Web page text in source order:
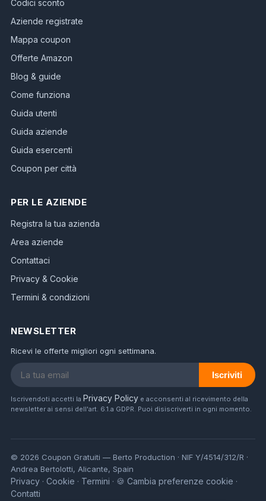
Codici sconto
Aziende registrate
Mappa coupon
Offerte Amazon
Blog & guide
Come funziona
Guida utenti
Guida aziende
Guida esercenti
Coupon per città
PER LE AZIENDE
Registra la tua azienda
Area aziende
Contattaci
Privacy & Cookie
Termini & condizioni
NEWSLETTER
Ricevi le offerte migliori ogni settimana.
Iscriviti
Iscrivendoti accetti la Privacy Policy e acconsenti al ricevimento della
newsletter ai sensi dell'art. 6.1.a GDPR. Puoi disiscriverti in ogni momento.
© 2026 Coupon Gratuiti — Berto Production · NIF Y/4514/312/R ·
Andrea Bertolotti, Alicante, Spain
Privacy · Cookie · Termini · 🍪 Cambia preferenze cookie ·
Contatti